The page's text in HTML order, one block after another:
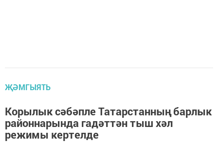
ҖӘМГЫЯТЬ
Корылык сәбәпле Татарстанның барлык
районнарында гадәттән тыш хәл
режимы кертелде